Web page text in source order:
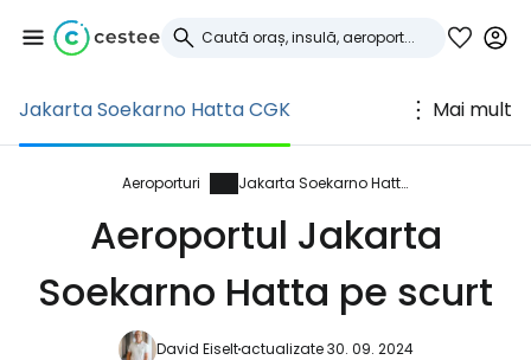
Jakarta Soekarno Hatta CGK Mai mult
Aeroporturi Jakarta Soekarno Hatta
Aeroportul Jakarta
Soekarno Hatta pe scurt
David Eiseltactualizate 30. 09. 2024
Conectați-vă la
Cestee
... comunitatea mondială a călătorilor
Continuați cu Google